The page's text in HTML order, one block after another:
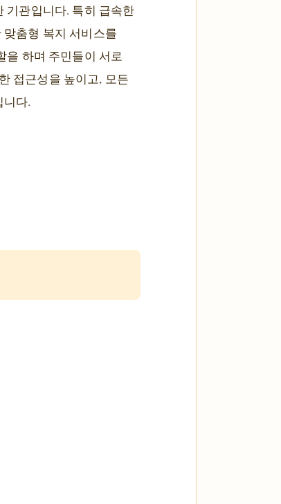
기관입니다. 특히 급속한
춤형 복지 서비스를
을 하며 주민들이 서로
접근성을 높이고, 모든
다.